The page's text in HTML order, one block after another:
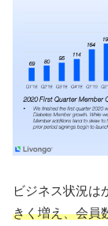
ビジネス状況は
きく増え、会員